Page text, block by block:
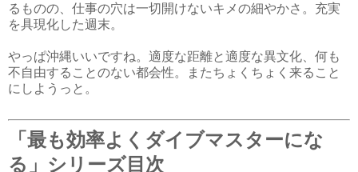
るものの、仕事の穴は一切開けないキメの細やかさ。充実
を具現化した週末。
やっぱ沖縄いいですね。適度な距離と適度な異文化、何も
不自由することのない都会性。またちょくちょく来ること
にしようっと。
「最も効率よくダイブマスターにな
る」シリーズ目次